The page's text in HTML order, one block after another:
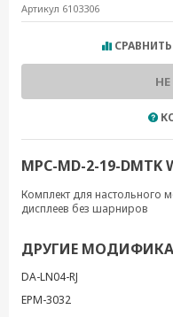
Артикул 6103306
СРАВНИТЬ
MPC-MD-2-19-DMTK
Комплект для
дисплеев без шарниров
ДРУГИЕ
DA-LN04-RJ
EPM-3032